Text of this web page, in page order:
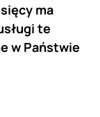
ma
te
w Państwie